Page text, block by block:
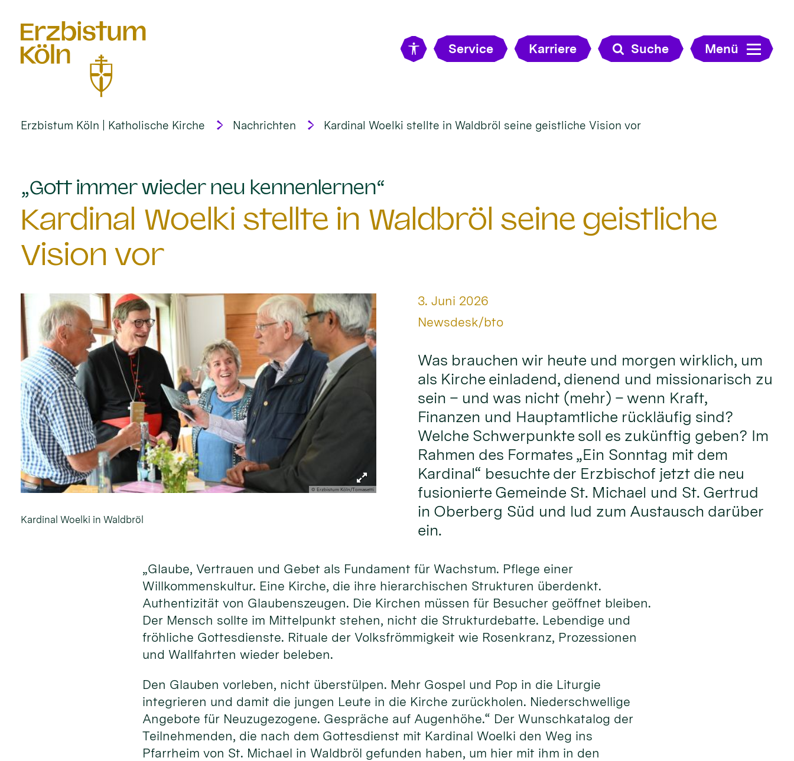
Service Karriere Suche Menü
Erzbistum Köln | Katholische Kirche Nachrichten Kardinal Woelki stellte in Waldbröl seine geistliche Vision vor
„Gott immer wieder neu kennenlernen“
Kardinal Woelki stellte in Waldbröl seine geistliche
Vision vor
© Erzbistum Köln/Tomasetti
Kardinal Woelki in Waldbröl
Datum:
3. Juni 2026
Von:
Newsdesk/bto
Was brauchen wir heute und morgen wirklich, um
als Kirche einladend, dienend und missionarisch zu
sein – und was nicht (mehr) – wenn Kraft,
Finanzen und Hauptamtliche rückläufig sind?
Welche Schwerpunkte soll es zukünftig geben? Im
Rahmen des Formates „Ein Sonntag mit dem
Kardinal“ besuchte der Erzbischof jetzt die neu
fusionierte Gemeinde St. Michael und St. Gertrud
in Oberberg Süd und lud zum Austausch darüber
ein.
„Glaube, Vertrauen und Gebet als Fundament für Wachstum. Pflege einer
Willkommenskultur. Eine Kirche, die ihre hierarchischen Strukturen überdenkt.
Authentizität von Glaubenszeugen. Die Kirchen müssen für Besucher geöffnet bleiben.
Der Mensch sollte im Mittelpunkt stehen, nicht die Strukturdebatte. Lebendige und
fröhliche Gottesdienste. Rituale der Volksfrömmigkeit wie Rosenkranz, Prozessionen
und Wallfahrten wieder beleben.
Den Glauben vorleben, nicht überstülpen. Mehr Gospel und Pop in die Liturgie
integrieren und damit die jungen Leute in die Kirche zurückholen. Niederschwellige
Angebote für Neuzugezogene. Gespräche auf Augenhöhe.“ Der Wunschkatalog der
Teilnehmenden, die nach dem Gottesdienst mit Kardinal Woelki den Weg ins
Pfarrheim von St. Michael in Waldbröl gefunden haben, um hier mit ihm in den